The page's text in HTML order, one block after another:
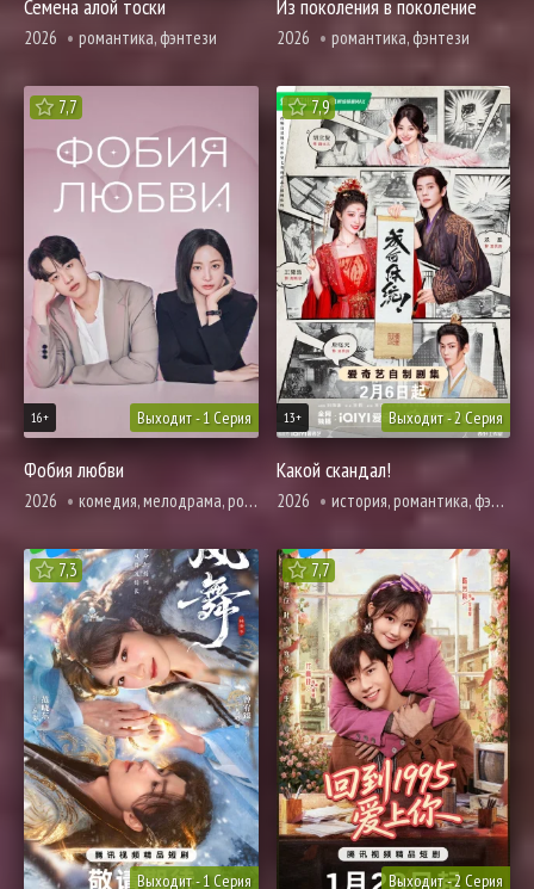
Семена алой тоски
2026 романтика, фэнтези
Из поколения в поколение
2026 романтика, фэнтези
7,7
Выходит - 1 Серия
16+
Фобия любви
2026 комедия, мелодрама, романтика, фантастика, фэнтези
7,9
Выходит - 2 Серия
13+
Какой скандал!
2026 история, романтика, фэнтези
7,3
Выходит - 1 Серия
7,7
Выходит - 2 Серия